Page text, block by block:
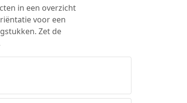
in een overzicht
voor een
Zet de